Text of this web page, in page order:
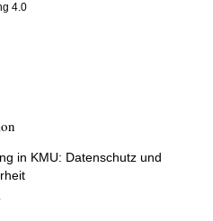
4.0
in KMU: Datenschutz und